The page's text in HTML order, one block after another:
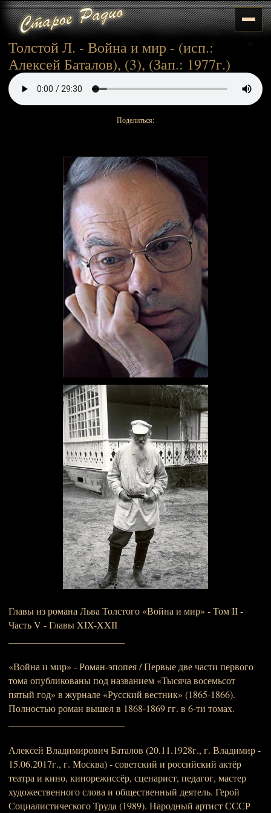
Толстой Л. - Война и мир - (исп.:
Алексей Баталов), (3), (Зап.: 1977г.)
Поделиться:
Главы из романа Льва Толстого «Война и мир» - Том II -
Часть V - Главы XIX-XXII
«Война и мир» - Роман-эпопея / Первые две части первого
тома опубликованы под названием «Тысяча восемьсот
пятый год» в журнале «Русский вестник» (1865-1866).
Полностью роман вышел в 1868-1869 гг. в 6-ти томах.
Алексей Владимирович Баталов (20.11.1928г., г. Владимир -
15.06.2017г., г. Москва) - советский и российский актёр
театра и кино, кинорежиссёр, сценарист, педагог, мастер
художественного слова и общественный деятель. Герой
Социалистического Труда (1989). Народный артист СССР